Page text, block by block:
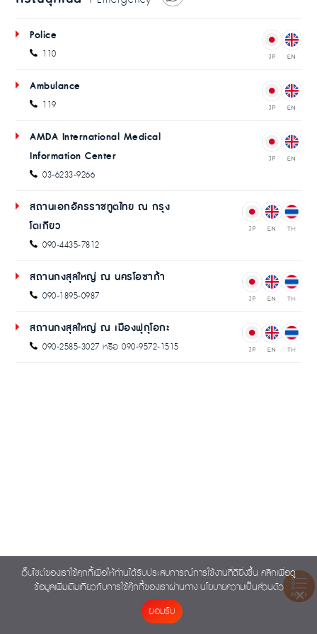
INDEX
Police
110
Ambulance
119
AMDA International Medical
Information Center
03-6233-9266
สถานเอกอัครราชทูตไทย ณ กรุง
โตเกียว
090-4435-7812
สถานกงสุลใหญ่ ณ นครโอซาก้า
090-1895-0987
สถานกงสุลใหญ่ ณ เมืองฟุกุโอกะ
090-2585-3027 หรือ 090-9572-1515
เว็บไซต์ของเราใช้คุกกี้เพื่อให้ท่านได้รับประสบการณ์การใช้งานที่ดียิ่งขึ้น คลิกเพื่อดู
ข้อมูลเพิ่มเติมเกี่ยวกับการใช้คุ๊กกี้ของเราผ่านทาง นโยบายความเป็นส่วนตัว
ยอมรับ